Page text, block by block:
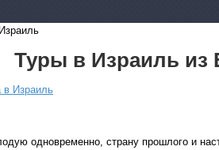
Туры в Израиль из
в Израиль
одновременно, страну прошлого и